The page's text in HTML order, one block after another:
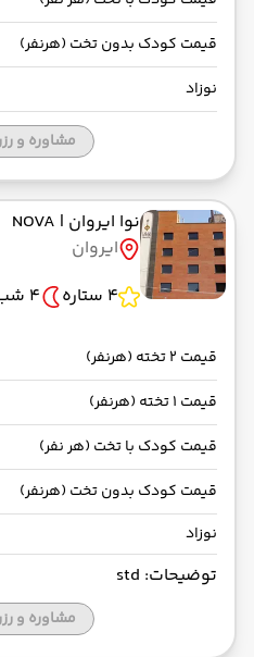
قیمت کودک بدون تخت (هرنفر)
نوزاد
مشاوره و
نوا ایروان | NOVA
ایروان
4 ستاره
4 شب
قیمت 2 تخته (هرنفر)
قیمت 1 تخته (هرنفر)
قیمت کودک با تخت (هر نفر)
قیمت کودک بدون تخت (هرنفر)
نوزاد
توضیحات: std
مشاوره و